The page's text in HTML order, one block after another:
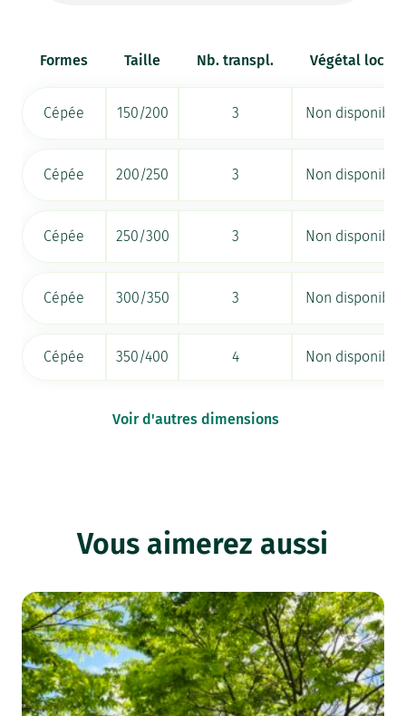
Formes Taille Nb. transpl. Végétal local
Cépée 150/200 3 Non disponible
Cépée 200/250 3 Non disponible
Cépée 250/300 3 Non disponible
Cépée 300/350 3 Non disponible
Cépée 350/400 4 Non disponible
Voir d'autres dimensions
Vous aimerez aussi